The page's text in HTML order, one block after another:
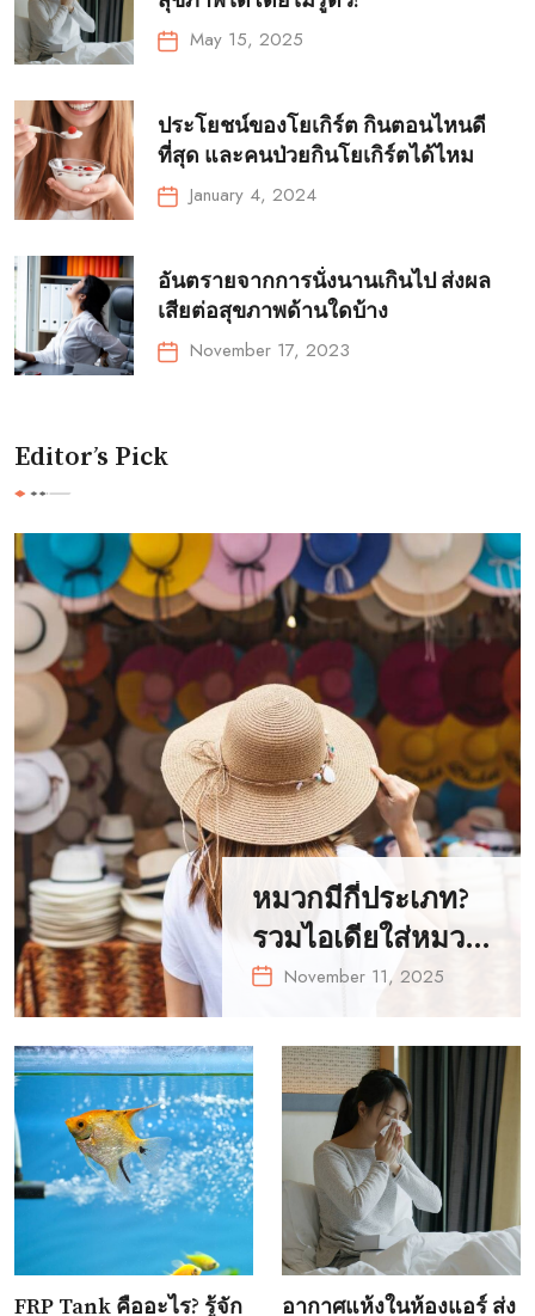
May 15, 2025
ประโยชน์ของโยเกิร์ต กินตอนไหนดี
ที่สุด และคนป่วยกินโยเกิร์ตได้ไหม
January 4, 2024
อันตรายจากการนั่งนานเกินไป ส่งผล
เสียต่อสุขภาพด้านใดบ้าง
November 17, 2023
Editor’s Pick
หมวกมีกี่ประเภท?
รวมไอเดียใส่หมวก
ให้เข้ากับการแต่ง
November 11, 2025
FRP Tank คืออะไร? รู้จัก
อากาศแห้งในห้องแอร์ ส่ง